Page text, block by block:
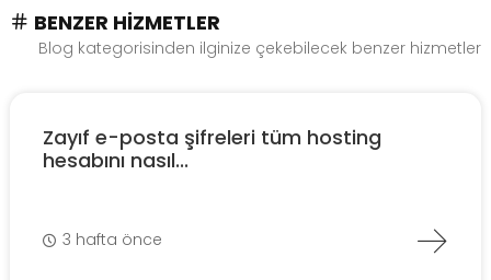
BENZER HIZMETLER
Blog kategorisinden ilginize çekebilecek benzer hizmetler
Zayıf e-posta şifreleri tüm hosting
hesabını nasıl...
3 hafta önce